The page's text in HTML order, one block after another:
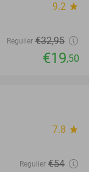
9.2 star
Regulier €32,95
€19,50
7.8 star
Regulier €54